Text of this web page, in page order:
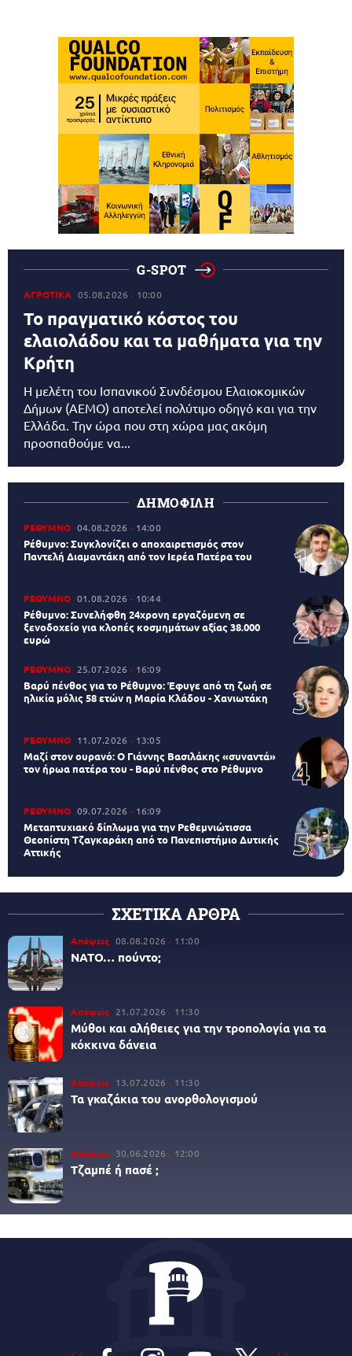
G-SPOT
ΑΓΡΟΤΙΚΑ 05.08.2026 10:00
Το πραγματικό κόστος του
ελαιολάδου και τα μαθήματα για την
Κρήτη
Η μελέτη του Ισπανικού Συνδέσμου Ελαιοκομικών
Δήμων (AEMO) αποτελεί πολύτιμο οδηγό και για την
Ελλάδα. Την ώρα που στη χώρα μας ακόμη
προσπαθούμε να...
ΔΗΜΟΦΙΛΗ
ΡΕΘΥΜΝΟ 04.08.2026 14:00
Ρέθυμνο: Συγκλονίζει ο αποχαιρετισμός στον
Παντελή Διαμαντάκη από τον Ιερέα Πατέρα του
ΡΕΘΥΜΝΟ 01.08.2026 10:44
Ρέθυμνο: Συνελήφθη 24χρονη εργαζόμενη σε
ξενοδοχείο για κλοπές κοσμημάτων αξίας 38.000
ευρώ
ΡΕΘΥΜΝΟ 25.07.2026 16:09
Βαρύ πένθος για το Ρέθυμνο: Έφυγε από τη ζωή σε
ηλικία μόλις 58 ετών η Μαρία Κλάδου - Χανιωτάκη
ΡΕΘΥΜΝΟ 11.07.2026 13:05
Μαζί στον ουρανό: Ο Γιάννης Βασιλάκης «συναντά»
τον ήρωα πατέρα του - Βαρύ πένθος στο Ρέθυμνο
ΡΕΘΥΜΝΟ 09.07.2026 16:09
Μεταπτυχιακό δίπλωμα για την Ρεθεμνιώτισσα
Θεοπίστη Τζαγκαράκη από το Πανεπιστήμιο Δυτικής
Αττικής
ΣΧΕΤΙΚΑ ΑΡΘΡΑ
Απόψεις 08.08.2026 11:00
ΝΑΤΟ… πούντο;
Απόψεις 21.07.2026 11:30
Μύθοι και αλήθειες για την τροπολογία για τα
κόκκινα δάνεια
Απόψεις 13.07.2026 11:30
Τα γκαζάκια του ανορθολογισμού
Απόψεις 30.06.2026 12:00
Τζαμπέ ή πασέ ;